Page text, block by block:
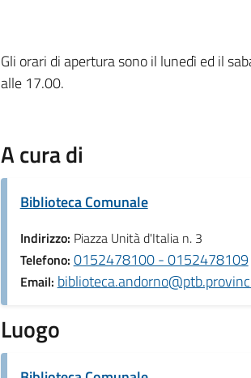
Gli orari di apertura sono il lunedì ed il
alle 17.00.
A cura di
Biblioteca Comunale
Indirizzo: Piazza Unità d'Italia n. 3
Telefono: 0152478100 - 0152478109
Email:
Luogo